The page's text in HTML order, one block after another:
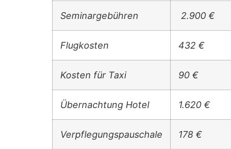
Seminargebühren 2.900 €
Flugkosten 432 €
Kosten für Taxi 90 €
Übernachtung Hotel 1.620 €
Verpflegungspauschale 178 €